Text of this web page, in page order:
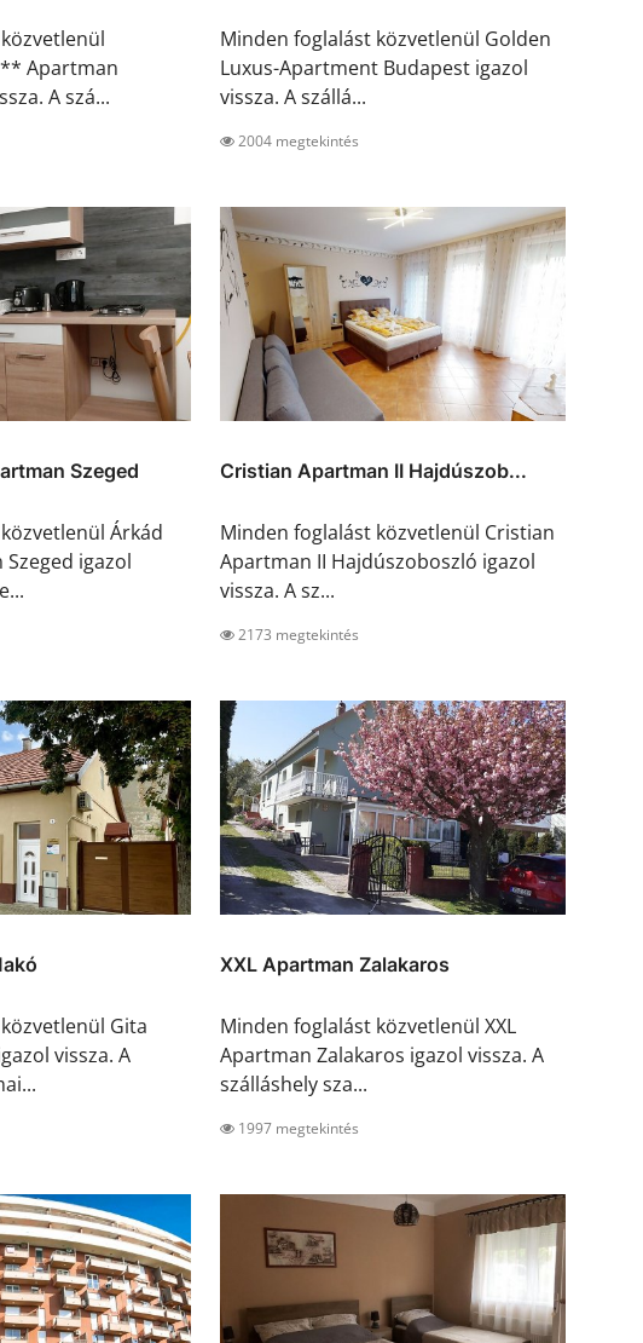
Apartman
A szá...
Minden foglalást közvetlenül Golden
Luxus-Apartment Budapest igazol
vissza. A szállá...
2004 megtekintés
Szeged
Árkád
igazol
Cristian Apartman II Hajdúszob...
Minden foglalást közvetlenül Cristian
Apartman II Hajdúszoboszló igazol
vissza. A sz...
2173 megtekintés
Gita
vissza. A
XXL Apartman Zalakaros
Minden foglalást közvetlenül XXL
Apartman Zalakaros igazol vissza. A
szálláshely sza...
1997 megtekintés